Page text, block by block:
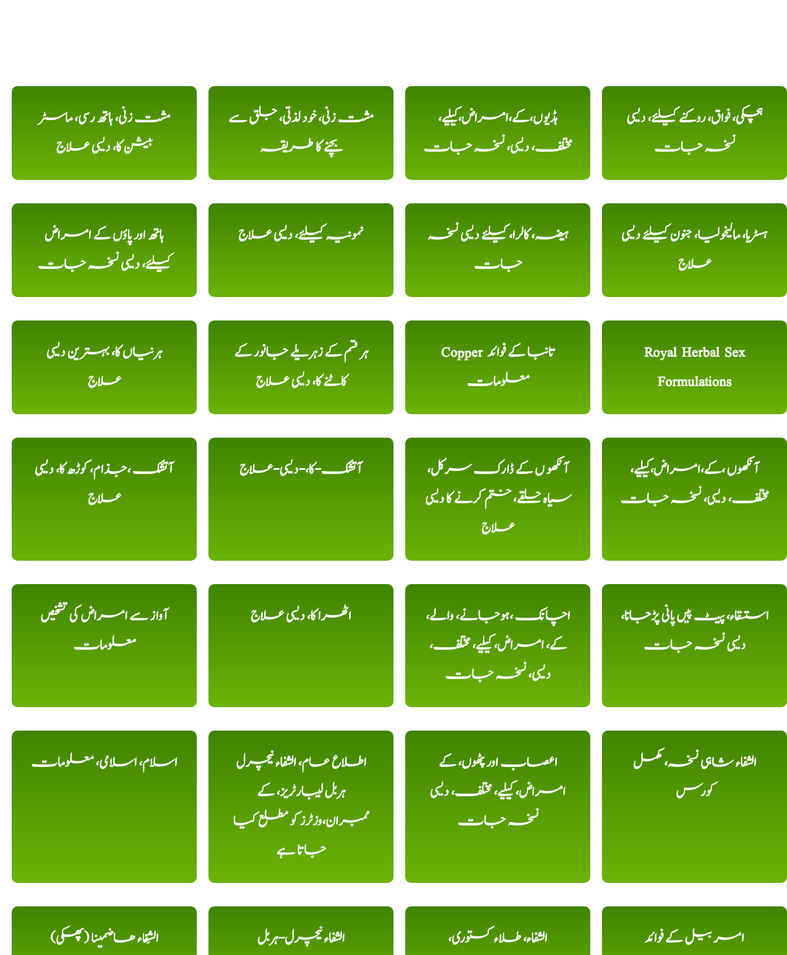
مشت زنی، ہاتھ رسی، ماسٹر
بیشن کا، دیسی علاج
مشت زنی، خود لذتی، جلق سے
بچنے کا طریقہ
ہڈیوں،کے،امراض،کیلیے،
مختلف، دیسی، نسخہ جات
ہچکی، فواق، روکنے کیلئے، دیسی
نسخہ جات
ہاتھ اور پاؤں کے امراض
کیلئے، دیسی نسخہ جات
نمونیہ کیلئے، دیسی علاج
ہیضہ، کالرا، کیلئے دیسی نسخہ
جات
ہسٹریا، مالیخولیا، جنون کیلئے دیسی
علاج
ہرنیاں کا، بہترین دیسی
علاج
ہر قسم کے زہریلے جانور کے
کاٹنے کا، دیسی علاج
Copper تانبا کے فوائد
معلومات
Royal Herbal Sex
Formulations
آتشک ،جذام، کوڑھ کا، دیسی
علاج
آتشک-کا،-دیسی-علاج
آنکھو ں کے ڈارک سرکل،
سیاہ حلقے، ختم کرنے کا دیسی
علاج
آنکھوں ،کے،امراض،کیلیے،
مختلف، دیسی، نسخہ جات
آواز سے امراض کی تشخیص
معلومات
اٹھرا کا، دیسی علاج
اچانک ،ہوجانے، والے،
کے، امراض، کیلیے، مختلف،
دیسی، نسخہ جات
استسقاء، پیٹ پیں پانی پڑجانا،
دیسی نسخہ جات
اسلام، اسلامی، معلومات
اطلاع عام، الشفاء نیچرل
ہربل لیبارٹریز، کے
ممبران،وزٹرز کو مطلع کیا
جاتا ہے
اعصاب اور پٹھوں، کے
امراض، کیلیے، مختلف، دیسی
نسخہ جات
الشفاء شاہی نسخہ، مکمل
کورس
الشِفاء ھاضمینا (پھکی) الشفاء نیچرل-ہربل الشفاء، طلاء کستوری، امر بیل کے فوائد